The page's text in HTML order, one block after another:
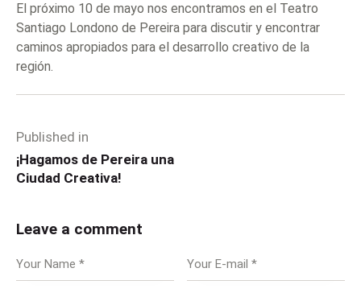
El próximo 10 de mayo nos encontramos en el Teatro
Santiago Londono de Pereira para discutir y encontrar
caminos apropiados para el desarrollo creativo de la
región.
Published in
¡Hagamos de Pereira una
Ciudad Creativa!
Leave a comment